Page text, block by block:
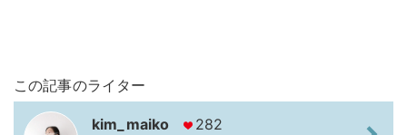
この記事のライター
kim_maiko 282